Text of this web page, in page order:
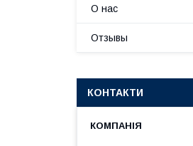
О нас
Отзывы
КОНТАКТИ